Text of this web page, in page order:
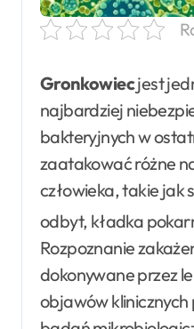
Gronkowiecjest
najbardziej
bakteryjnych w
zaatakować różne
człowieka, takie jak
odbyt, kładka
Rozpoznanie
dokonywane przez
objawów